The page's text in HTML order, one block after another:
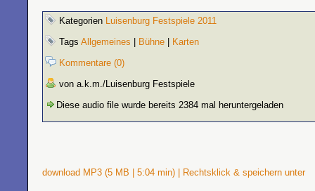
Kategorien Luisenburg Festspiele 2011
Tags Allgemeines Bühne
Karten
Kommentare (0)
von a.k.m./Luisenburg Festspiele
Diese audio file wurde bereits 2384 mal heruntergeladen
download MP3 (5 MB | 5:04 min) | Rechtsklick & speichern unter